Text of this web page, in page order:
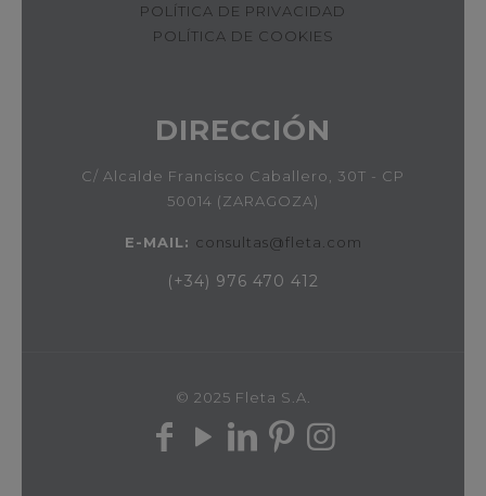
POLÍTICA DE PRIVACIDAD
POLÍTICA DE COOKIES
DIRECCIÓN
C/ Alcalde Francisco Caballero, 30T - CP
50014 (ZARAGOZA)
E-MAIL: consultas@fleta.com
(+34) 976 470 412
© 2025 Fleta S.A.